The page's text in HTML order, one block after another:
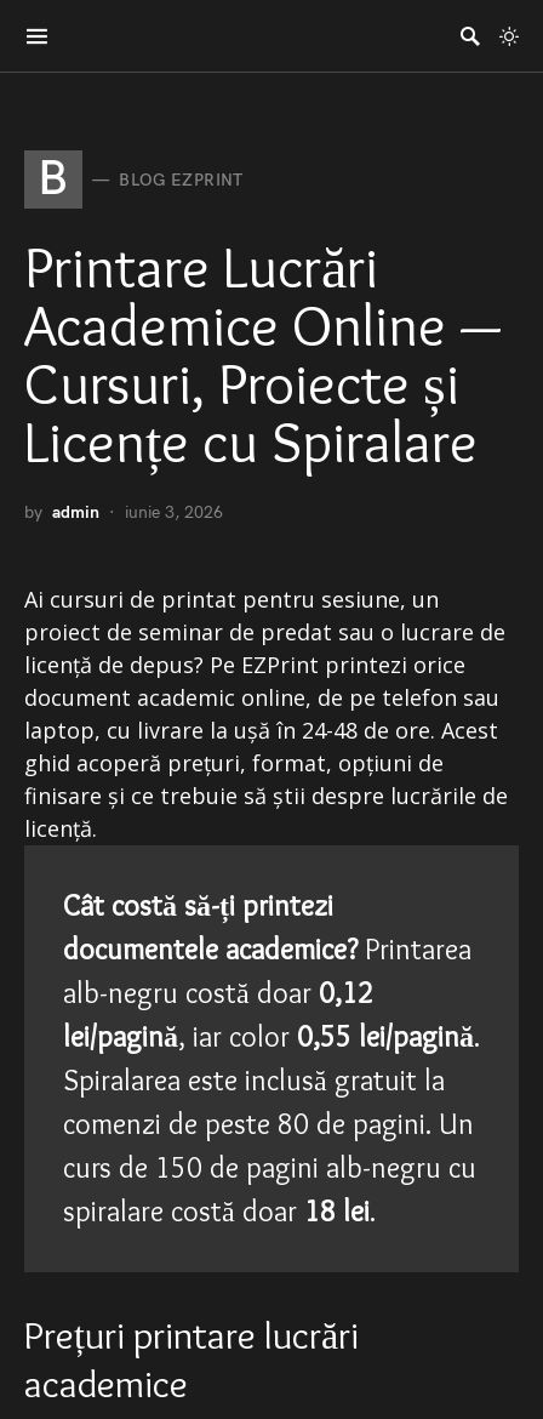
B BLOG EZPRINT
Printare Lucrări
Academice Online —
Cursuri, Proiecte și
Licențe cu Spiralare
by admin iunie 3, 2026
Ai cursuri de printat pentru sesiune, un
proiect de seminar de predat sau o lucrare de
licență de depus? Pe EZPrint printezi orice
document academic online, de pe telefon sau
laptop, cu livrare la ușă în 24-48 de ore. Acest
ghid acoperă prețuri, format, opțiuni de
finisare și ce trebuie să știi despre lucrările de
licență.
Cât costă să-ți printezi
documentele academice?Printarea
alb-negru costă doar 0,12
lei/pagină, iar color 0,55 lei/pagină.
Spiralarea este inclusă gratuit la
comenzi de peste 80 de pagini. Un
curs de 150 de pagini alb-negru cu
spiralare costă doar 18 lei.
Prețuri printare lucrări
academice